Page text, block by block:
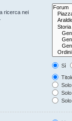
ricerca nei
Sì